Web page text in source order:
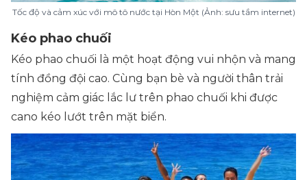
Tốc độ và cảm xúc với mô tô nước tại Hòn Một (Ảnh: sưu tầm internet)
Kéo phao chuối
Kéo phao chuối là một hoạt động vui nhộn và mang
tính đồng đội cao. Cùng bạn bè và người thân trải
nghiệm cảm giác lắc lư trên phao chuối khi được
cano kéo lướt trên mặt biển.